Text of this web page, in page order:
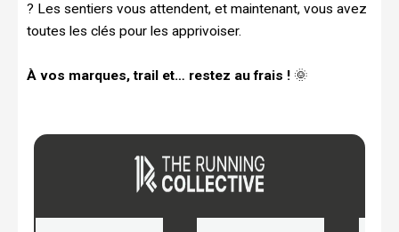
? Les sentiers vous attendent, et maintenant, vous avez
toutes les clés pour les apprivoiser.
À vos marques, trail et… restez au frais ! 🌞